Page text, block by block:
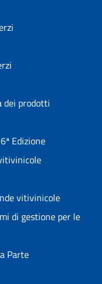
dei prodotti
Edizione
vitivinicole
di gestione per le
Parte